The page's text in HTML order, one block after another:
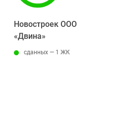
Новостроек ООО
«Двина»
сданных — 1 ЖК